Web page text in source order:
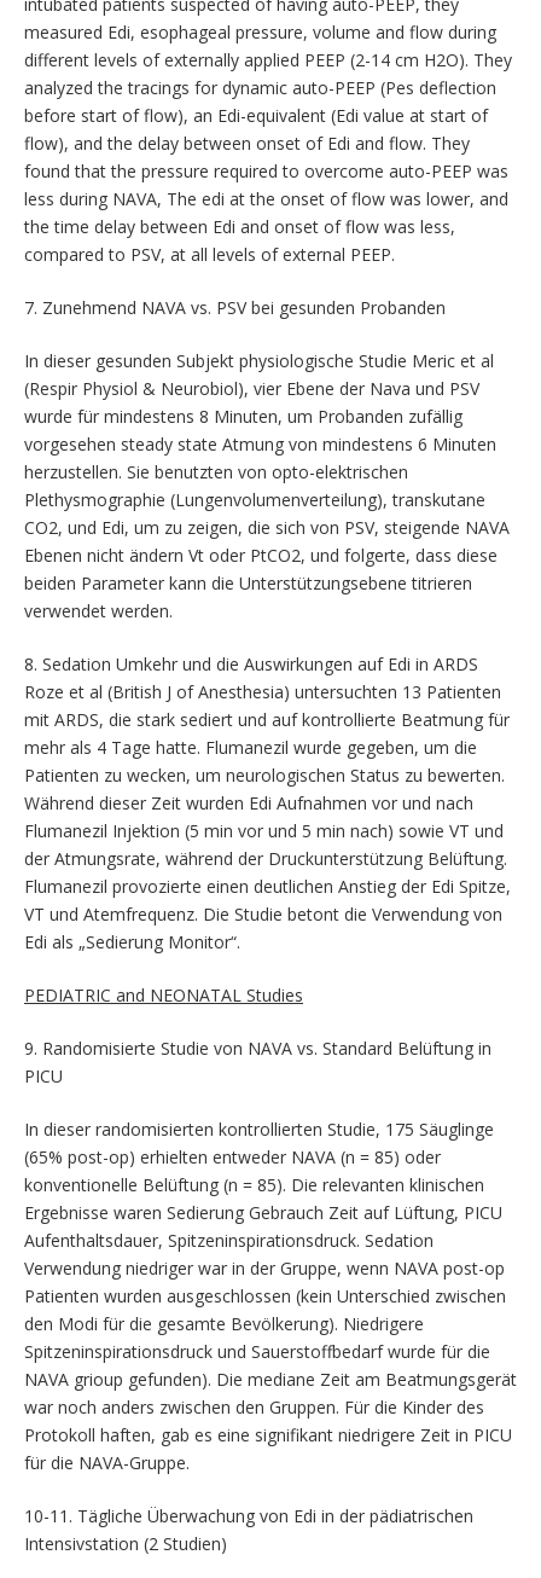
measured Edi, esophageal pressure, volume and flow during
different levels of externally applied PEEP (2-14 cm H2O). They
analyzed the tracings for dynamic auto-PEEP (Pes deflection
before start of flow), an Edi-equivalent (Edi value at start of
flow), and the delay between onset of Edi and flow. They
found that the pressure required to overcome auto-PEEP was
less during NAVA, The edi at the onset of flow was lower, and
the time delay between Edi and onset of flow was less,
compared to PSV, at all levels of external PEEP.
7. Zunehmend NAVA vs. PSV bei gesunden Probanden
In dieser gesunden Subjekt physiologische Studie Meric et al
(Respir Physiol & Neurobiol), vier Ebene der Nava und PSV
wurde für mindestens 8 Minuten, um Probanden zufällig
vorgesehen steady state Atmung von mindestens 6 Minuten
herzustellen. Sie benutzten von opto-elektrischen
Plethysmographie (Lungenvolumenverteilung), transkutane
CO2, und Edi, um zu zeigen, die sich von PSV, steigende NAVA
Ebenen nicht ändern Vt oder PtCO2, und folgerte, dass diese
beiden Parameter kann die Unterstützungsebene titrieren
verwendet werden.
8. Sedation Umkehr und die Auswirkungen auf Edi in ARDS
Roze et al (British J of Anesthesia) untersuchten 13 Patienten
mit ARDS, die stark sediert und auf kontrollierte Beatmung für
mehr als 4 Tage hatte. Flumanezil wurde gegeben, um die
Patienten zu wecken, um neurologischen Status zu bewerten.
Während dieser Zeit wurden Edi Aufnahmen vor und nach
Flumanezil Injektion (5 min vor und 5 min nach) sowie VT und
der Atmungsrate, während der Druckunterstützung Belüftung.
Flumanezil provozierte einen deutlichen Anstieg der Edi Spitze,
VT und Atemfrequenz. Die Studie betont die Verwendung von
Edi als „Sedierung Monitor“.
PEDIATRIC and NEONATAL Studies
9. Randomisierte Studie von NAVA vs. Standard Belüftung in
PICU
In dieser randomisierten kontrollierten Studie, 175 Säuglinge
(65% post-op) erhielten entweder NAVA (n = 85) oder
konventionelle Belüftung (n = 85). Die relevanten klinischen
Ergebnisse waren Sedierung Gebrauch Zeit auf Lüftung, PICU
Aufenthaltsdauer, Spitzeninspirationsdruck. Sedation
Verwendung niedriger war in der Gruppe, wenn NAVA post-op
Patienten wurden ausgeschlossen (kein Unterschied zwischen
den Modi für die gesamte Bevölkerung). Niedrigere
Spitzeninspirationsdruck und Sauerstoffbedarf wurde für die
NAVA grioup gefunden). Die mediane Zeit am Beatmungsgerät
war noch anders zwischen den Gruppen. Für die Kinder des
Protokoll haften, gab es eine signifikant niedrigere Zeit in PICU
für die NAVA-Gruppe.
10-11. Tägliche Überwachung von Edi in der pädiatrischen
Intensivstation (2 Studien)